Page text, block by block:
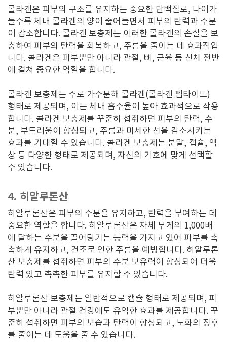
콜라겐은 피부의 구조를 유지하는 중요한 단백질로, 나이가
들수록 체내 콜라겐의 양이 줄어들면서 피부의 탄력과 수분
이 감소합니다. 콜라겐 보충제는 이러한 콜라겐의 손실을 보
충하여 피부의 탄력을 회복하고, 주름을 줄이는 데 효과적입
니다. 콜라겐은 피부뿐만 아니라 관절, 뼈, 근육 등 신체 전반
에 걸쳐 중요한 역할을 합니다.
콜라겐 보충제는 주로 가수분해 콜라겐(콜라겐 펩타이드)
형태로 제공되며, 이는 체내 흡수율이 높아 효과적으로 작용
합니다. 콜라겐 보충제를 꾸준히 섭취하면 피부의 탄력, 수
분, 부드러움이 향상되고, 주름과 미세한 선을 감소시키는
효과를 기대할 수 있습니다. 콜라겐 보충제는 분말, 캡슐, 액
상 등 다양한 형태로 제공되며, 자신의 기호에 맞게 선택할
수 있습니다.
4. 히알루론산
히알루론산은 피부의 수분을 유지하고, 탄력을 부여하는 데
중요한 역할을 합니다. 히알루론산은 자체 무게의 1,000배
에 달하는 수분을 끌어당기는 능력을 가지고 있어 피부를 촉
촉하게 유지하고, 건조로 인한 주름을 예방합니다. 히알루론
산 보충제를 섭취하면 피부의 수분 보유력이 향상되어 더욱
탄력 있고 촉촉한 피부를 유지할 수 있습니다.
히알루론산 보충제는 일반적으로 캡슐 형태로 제공되며, 피
부뿐만 아니라 관절 건강에도 유익한 효과를 제공합니다. 꾸
준히 섭취하면 피부의 보습과 탄력이 향상되고, 노화의 징후
를 줄이는 데 도움을 줄 수 있습니다.